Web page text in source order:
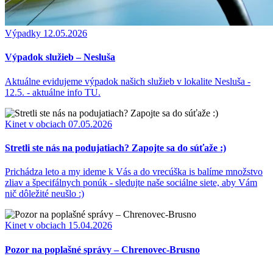
Výpadky 12.05.2026
Výpadok služieb – Nesluša
Aktuálne evidujeme výpadok našich služieb v lokalite Nesluša -
12.5. - aktuálne info TU.
Kinet v obciach 07.05.2026
Stretli ste nás na podujatiach? Zapojte sa do súťaže :)
Prichádza leto a my ideme k Vás a do vrecúška is balíme množstvo
zliav a špecifálnych ponúk - sledujte naše sociálne siete, aby Vám
nič dôležité neušlo :)
Kinet v obciach 15.04.2026
Pozor na poplašné správy – Chrenovec-Brusno